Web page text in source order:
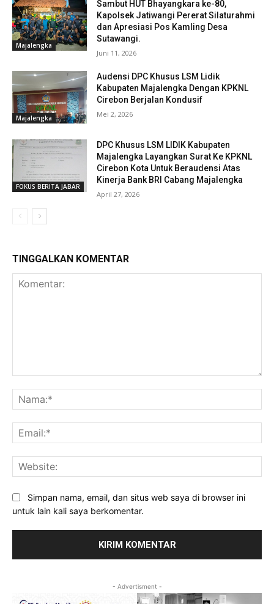
Majalengka
Sambut HUT Bhayangkara ke-80,
Kapolsek Jatiwangi Pererat Silaturahmi
dan Apresiasi Pos Kamling Desa
Sutawangi.
Juni 11, 2026
Majalengka
Audensi DPC Khusus LSM Lidik
Kabupaten Majalengka Dengan KPKNL
Cirebon Berjalan Kondusif
Mei 2, 2026
FOKUS BERITA JABAR
DPC Khusus LSM LIDIK Kabupaten
Majalengka Layangkan Surat Ke KPKNL
Cirebon Kota Untuk Beraudensi Atas
Kinerja Bank BRI Cabang Majalengka
April 27, 2026
TINGGALKAN KOMENTAR
Simpan nama, email, dan situs web saya di browser ini
untuk lain kali saya berkomentar.
- Advertisment -